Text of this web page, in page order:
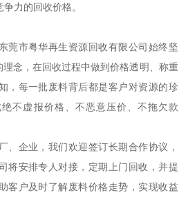
力的回收价格。
莞市粤华再生资源回收有限公司始终坚
理念，在回收过程中做到价格透明、称重
，每一批废料背后都是客户对资源的珍
不虚报价格、不恶意压价、不拖欠款
、企业，我们欢迎签订长期合作协议，
将安排专人对接，定期上门回收，并提
客户及时了解废料价格走势，实现收益